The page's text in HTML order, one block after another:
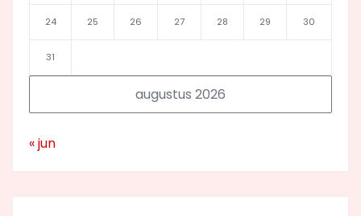
augustus 2026
24 25 26 27 28 29 30
31
« jun